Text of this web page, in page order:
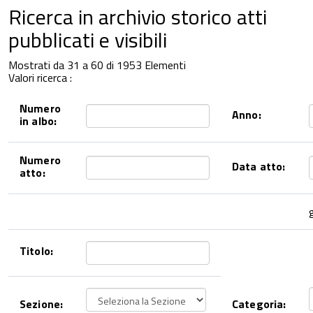
Ricerca in archivio storico atti
pubblicati e visibili
Mostrati da 31 a 60 di 1953 Elementi
Valori ricerca :
Numero
in albo: Anno:
Numero
atto: Data atto:
Titolo:
Sezione: Categoria: